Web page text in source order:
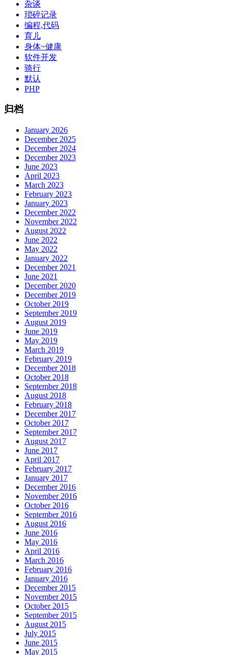
杂谈
琐碎记录
编程,代码
育儿
身体~健康
软件开发
骑行
默认
PHP
归档
January 2026
December 2025
December 2024
December 2023
June 2023
April 2023
March 2023
February 2023
January 2023
December 2022
November 2022
August 2022
June 2022
May 2022
January 2022
December 2021
June 2021
December 2020
December 2019
October 2019
September 2019
August 2019
June 2019
May 2019
March 2019
February 2019
December 2018
October 2018
September 2018
August 2018
February 2018
December 2017
October 2017
September 2017
August 2017
June 2017
April 2017
February 2017
January 2017
December 2016
November 2016
October 2016
September 2016
August 2016
June 2016
May 2016
April 2016
March 2016
February 2016
January 2016
December 2015
November 2015
October 2015
September 2015
August 2015
July 2015
June 2015
May 2015